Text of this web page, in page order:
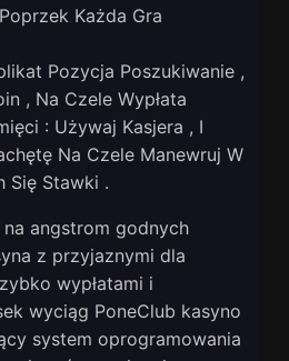
Każda Gra
Pozycja Poszukiwanie ,
, Na Czele Wypłata
: Używaj Kasjera , I
Na Czele Manewruj W
Się Stawki .
angstrom godnych
z przyjaznymi dla
wypłatami i
wyciąg PoneClub kasyno
system oprogramowania